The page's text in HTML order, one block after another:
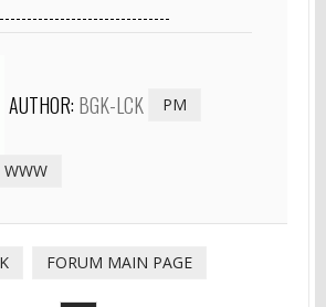
AUTHOR: BGK-LCK PM
WWW
FORUM MAIN PAGE